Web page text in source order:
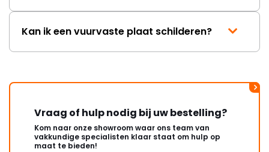
Kan ik een vuurvaste plaat schilderen?
Vraag of hulp nodig bij uw bestelling?
Kom naar onze showroom waar ons team van
vakkundige specialisten klaar staat om hulp op
maat te bieden!